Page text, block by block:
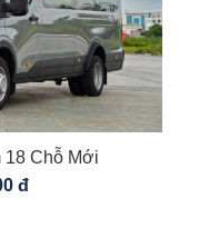
18 Chỗ Mới
đ